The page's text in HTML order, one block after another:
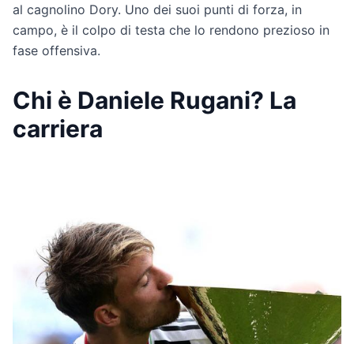
al cagnolino Dory. Uno dei suoi punti di forza, in
campo, è il colpo di testa che lo rendono prezioso in
fase offensiva.
Chi è Daniele Rugani? La
carriera